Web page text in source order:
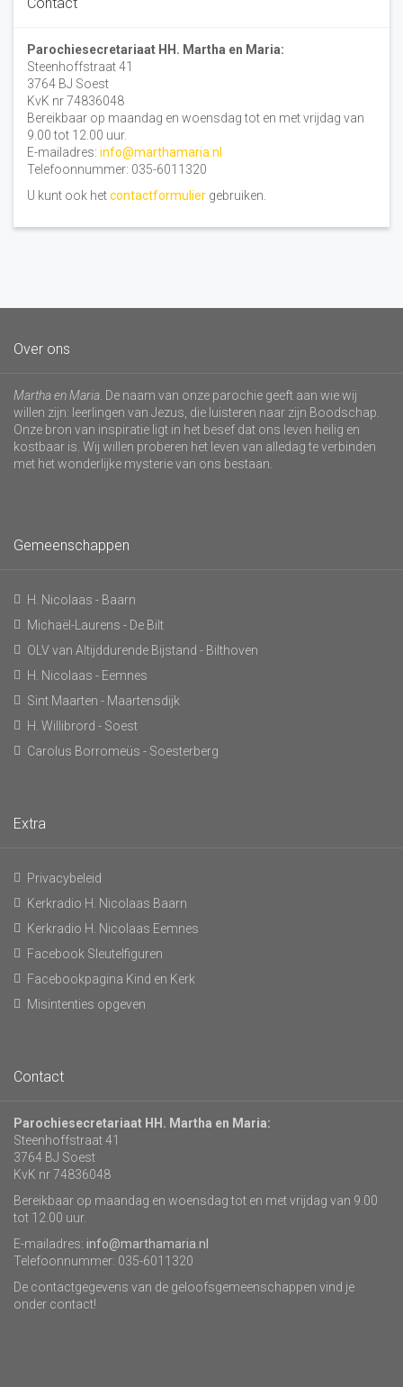
Parochiesecretariaat HH. Martha en Maria:
Steenhoffstraat 41
3764 BJ Soest
KvK nr 74836048
Bereikbaar op maandag en woensdag tot en met vrijdag van
9.00 tot 12.00 uur.
E-mailadres: info@marthamaria.nl
Telefoonnummer: 035-6011320
U kunt ook hetcontactformulier gebruiken.
Over ons
Martha en Maria . De naam van onze parochie geeft aan wie wij
willen zijn: leerlingen van Jezus, die luisteren naar zijn Boodschap.
Onze bron van inspiratie ligt in het besef dat ons leven heilig en
kostbaar is. Wij willen proberen het leven van alledag te verbinden
met het wonderlijke mysterie van ons bestaan.
Gemeenschappen
H. Nicolaas - Baarn
Michaël-Laurens - De Bilt
OLV van Altijddurende Bijstand - Bilthoven
H. Nicolaas - Eemnes
Sint Maarten - Maartensdijk
H. Willibrord - Soest
Carolus Borromeüs - Soesterberg
Extra
Privacybeleid
Kerkradio H. Nicolaas Baarn
Kerkradio H. Nicolaas Eemnes
Facebook Sleutelfiguren
Facebookpagina Kind en Kerk
Misintenties opgeven
Contact
Parochiesecretariaat HH. Martha en Maria:
Steenhoffstraat 41
3764 BJ Soest
KvK nr 74836048
Bereikbaar op maandag en woensdag tot en met vrijdag van 9.00
tot 12.00 uur.
E-mailadres: info@marthamaria.nl
Telefoonnummer: 035-6011320
De contactgegevens van de geloofsgemeenschappen vind je
onder contact!